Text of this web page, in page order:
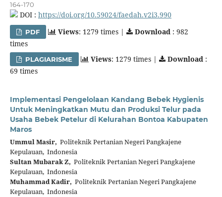
164-170
DOI : https://doi.org/10.59024/faedah.v2i3.990
PDF Views: 1279 times | Download : 982
times
PLAGIARISME Views: 1279 times | Download :
69 times
Implementasi Pengelolaan Kandang Bebek Hygienis
Untuk Meningkatkan Mutu dan Produksi Telur pada
Usaha Bebek Petelur di Kelurahan Bontoa Kabupaten
Maros
Ummul Masir, Politeknik Pertanian Negeri Pangkajene
Kepulauan, Indonesia
Sultan Mubarak Z, Politeknik Pertanian Negeri Pangkajene
Kepulauan, Indonesia
Muhammad Kadir, Politeknik Pertanian Negeri Pangkajene
Kepulauan, Indonesia